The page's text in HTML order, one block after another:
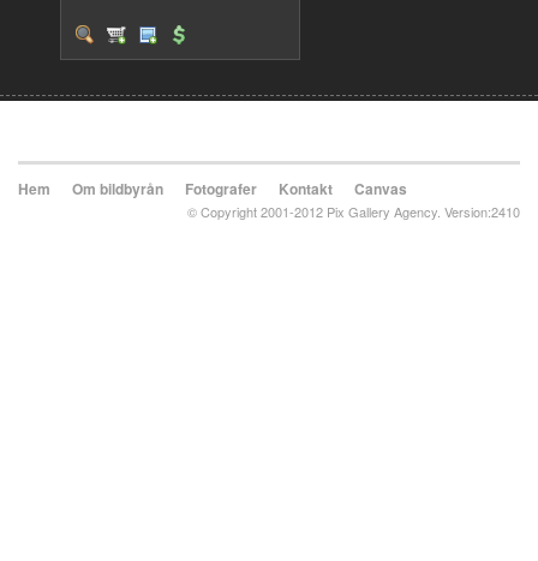
Hem Om bildbyrån Fotografer Kontakt Canvas
© Copyright 2001-2012 Pix Gallery Agency. Version:2410